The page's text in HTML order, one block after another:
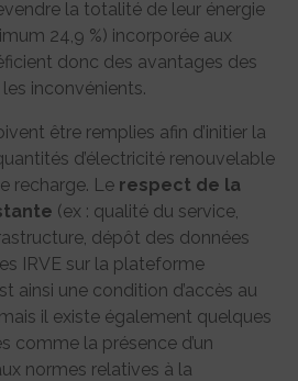
la totalité de leur énergie
24,9 %) incorporée aux
donc des avantages des
inconvénients.
être remplies afin d’initier la
d’électricité renouvelable
recharge. Le respect de la
(ex : qualité du service,
dépôt des données
IRVE sur la plateforme
ainsi une condition d’accès au
il existe également quelques
comme la présence d’un
normes relatives à la